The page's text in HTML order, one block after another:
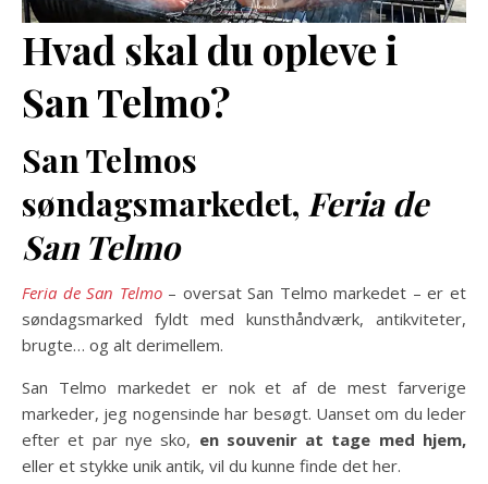
Hvad skal du opleve i
San Telmo?
San Telmos
søndagsmarkedet, Feria de
San Telmo
Feria de San Telmo– oversat San Telmo markedet – er et
søndagsmarked fyldt med kunsthåndværk, antikviteter,
brugte… og alt derimellem.
San Telmo markedet er nok et af de mest farverige
markeder, jeg nogensinde har besøgt. Uanset om du leder
efter et par nye sko, en souvenir at tage med hjem,
eller et stykke unik antik, vil du kunne finde det her.